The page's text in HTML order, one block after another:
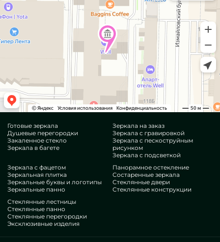
Готовые зеркала
Душевые перегородки
Закаленное стекло
Зеркала в багете
Зеркала на заказ
Зеркала с гравировкой
Зеркала с пескоструйным
рисунком
Зеркала с подсветкой
Зеркала с фацетом
Зеркальная плитка
Зеркальные буквы и логотипы
Зеркальные панно
Панорамное остекление
Состаренные зеркала
Стеклянные двери
Стеклянные конструкции
Стеклянные лестницы
Стеклянные панно
Стеклянные перегородки
Эксклюзивные изделия